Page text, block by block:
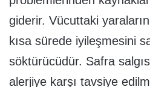
giderir. Vücuttaki
kısa sürede iyileşmesini
söktürücüdür. Safra
alerjiye karşı tavsiye